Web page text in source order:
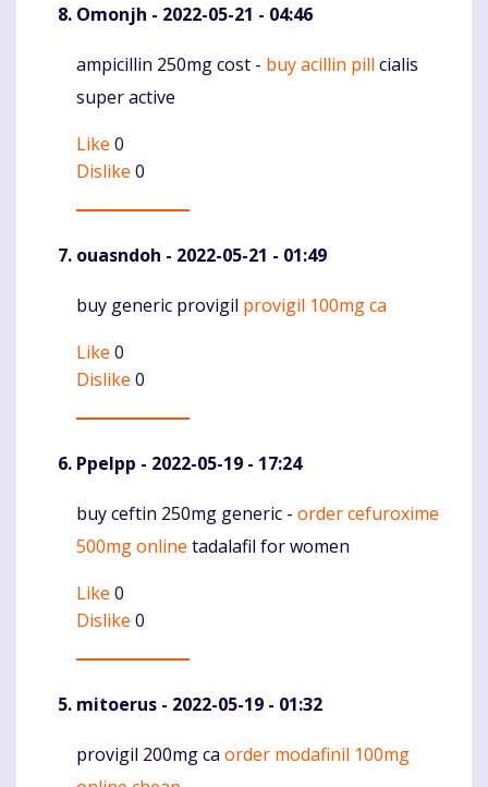
Omonjh - 2022-05-21 - 04:46
Komentaras
ampicillin 250mg cost - buy acillin pill cialis
super active
Like 0
Dislike 0
ouasndoh - 2022-05-21 - 01:49
Komentaras
buy generic provigil provigil 100mg ca
Like 0
Dislike 0
Ppelpp - 2022-05-19 - 17:24
Komentaras
buy ceftin 250mg generic - order cefuroxime
500mg online tadalafil for women
Like 0
Dislike 0
mitoerus - 2022-05-19 - 01:32
Komentaras
provigil 200mg ca order modafinil 100mg